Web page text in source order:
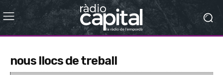
nous llocs de treball